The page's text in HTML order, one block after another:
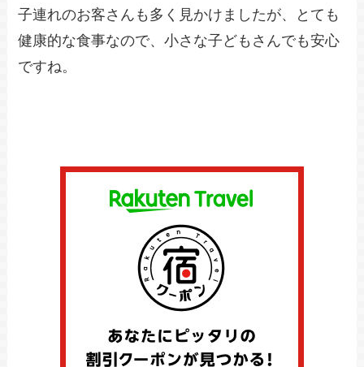
子連れのお客さんも多く見かけましたが、とても
健康的な食事なので、小さな子どもさんでも安心
ですね。